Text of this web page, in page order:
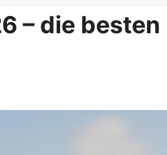
– die